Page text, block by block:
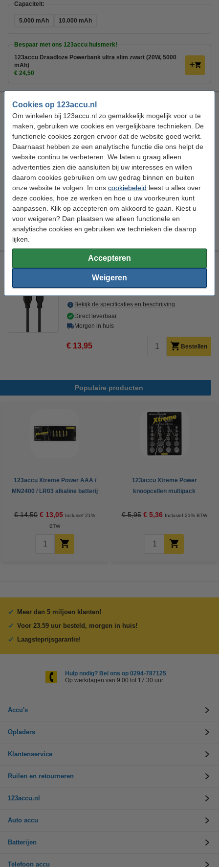
Cookies op 123accu.nl
Om winkelen bij 123accu.nl zo gemakkelijk mogelijk voor u te
maken, gebruiken we cookies en vergelijkbare technieken. De
functionele cookies zorgen ervoor dat de website goed werkt.
Daarnaast hebben ze een analytische functie die ons helpt de
website continu te verbeteren. We laten u graag alleen
advertenties zien die aansluiten bij uw interesses en willen
daarom cookies gebruiken om uw gedrag binnen en buiten
onze website te volgen. In ons cookiebeleid leest u alles over
deze cookies, hoe ze werken en hoe u uw voorkeuren kunt
aanpassen. Klik op accepteren om akkoord te gaan. Kiest u
voor weigeren? Dan plaatsen we alleen functionele en
analytische cookies en gebruiken we technieken die daarop
lijken.
Accepteren
Weigeren
Capaciteit:
5.000 mAh 10.000 mAh
Bespaar met ons 123accu huismerk!
123accu Draadloze Powerbank ultra slim zwart (20W, 5000
mAh)
€ 24,50
Anker 633 MagGo MagSafe Powerbank (5 V, 10000 mAh)
2
Anker Powerbank Zwart 5 V
Bekijk de specificaties en beschrijving
Direct leverbaar
Morgen in huis
€ 79,00 Bestellen
Capaciteit:
5.000 mAh 10.000 mAh
Goobay USB-C naar Lightning-USB-C oplaadkabel zwart (1
meter, 123accu huismerk)
Goobay Kabel Zwart 1 m
Bekijk de specificaties en beschrijving
Direct leverbaar
Morgen in huis
€ 13,95 Bestellen
Populaire producten
123accu Xtreme Power AAA /
MN2400 / LR03 alkaline batterij
€ 14,50 € 13,05 Inclusief 21%
BTW
123accu Xtreme Power
knoopcellen multipack
€ 5,95 € 5,36 Inclusief 21% BTW
Meer dan 5 miljoen klanten!
Voor 23.59 uur besteld, morgen in huis!
Laagsteprijsgarantie!
Hulp nodig? Bel ons op 0294-787125
Op werkdagen van 9.00 tot 17.30 uur
Accu's
Opladers
Klantenservice
Ruilen en retourneren
123accu.nl
Auto accu
Batterijen
Telefoon accu